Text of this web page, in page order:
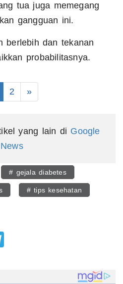
tua juga memegang
gangguan ini.
berlebih dan tekanan
probabilitasnya.
2 »
yang lain di Google
News
# gejala diabetes
# tips kesehatan